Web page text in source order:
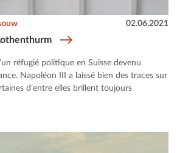
02.06.2021
réfugié politique en Suisse devenu
Napoléon III a laissé bien des traces sur
d’entre elles brillent toujours